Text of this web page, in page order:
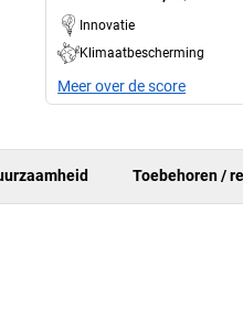
Innovatie
Klimaatbescherming
Meer over de score
Toebehoren /